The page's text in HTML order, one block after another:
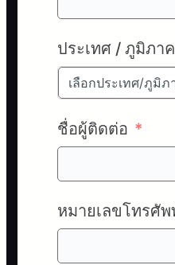
ประเทศ / ภูมิภาค
เลือกประเทศ/ภูมิภ
ชื่อผู้ติดต่อ
หมายเลขโทรศัพ